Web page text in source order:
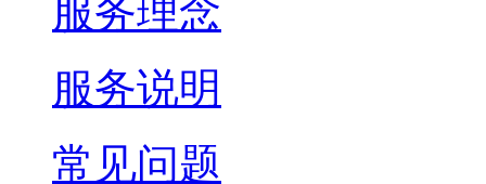
服务理念
服务说明
常见问题